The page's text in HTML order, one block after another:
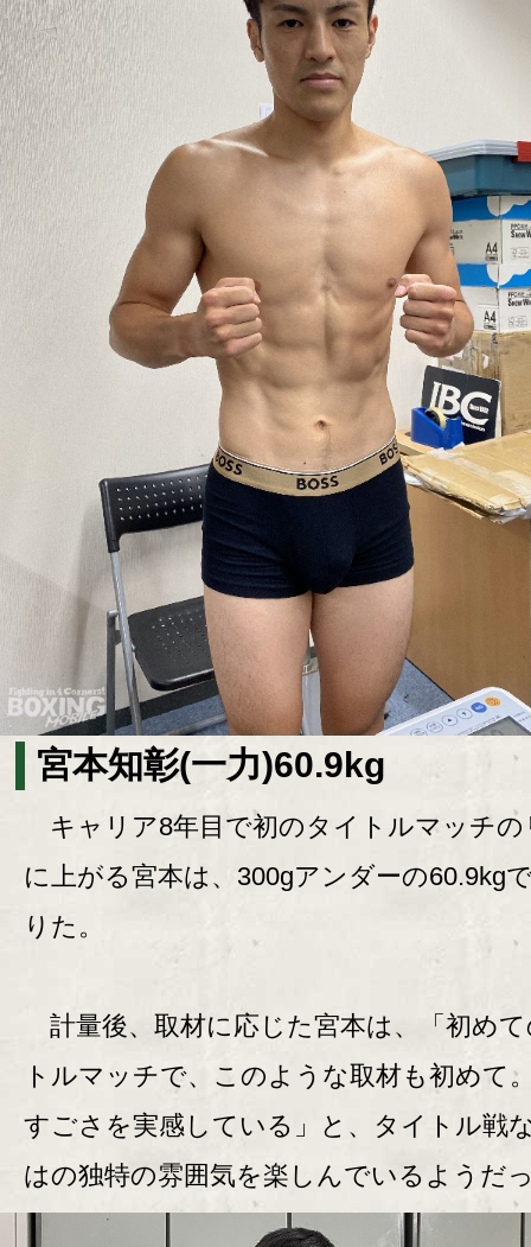
宮本知彰(一力)60.9kg
キャリア8年目で初のタイトルマッチの
に上がる宮本は、300gアンダーの60.9kg
りた。
計量後、取材に応じた宮本は、「初め
トルマッチで、このような取材も初めて
すごさを実感している」と、タイトル戦
はの独特の雰囲気を楽しんでいるようだ